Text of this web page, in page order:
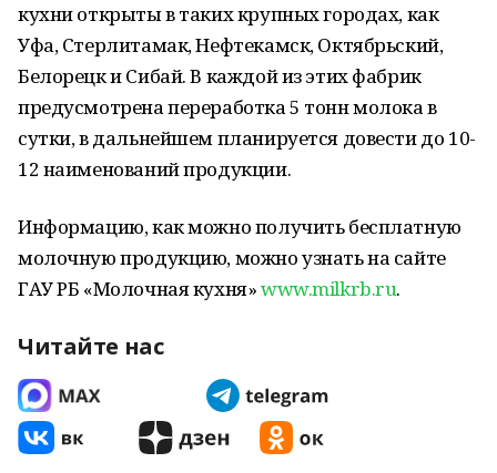
кухни открыты в таких крупных городах, как
Уфа, Стерлитамак, Нефтекамск, Октябрьский,
Белорецк и Сибай. В каждой из этих фабрик
предусмотрена переработка 5 тонн молока в
сутки, в дальнейшем планируется довести до 10-
12 наименований продукции.
Информацию, как можно получить бесплатную
молочную продукцию, можно узнать на сайте
ГАУ РБ «Молочная кухня»www.milkrb.ru.
Читайте нас